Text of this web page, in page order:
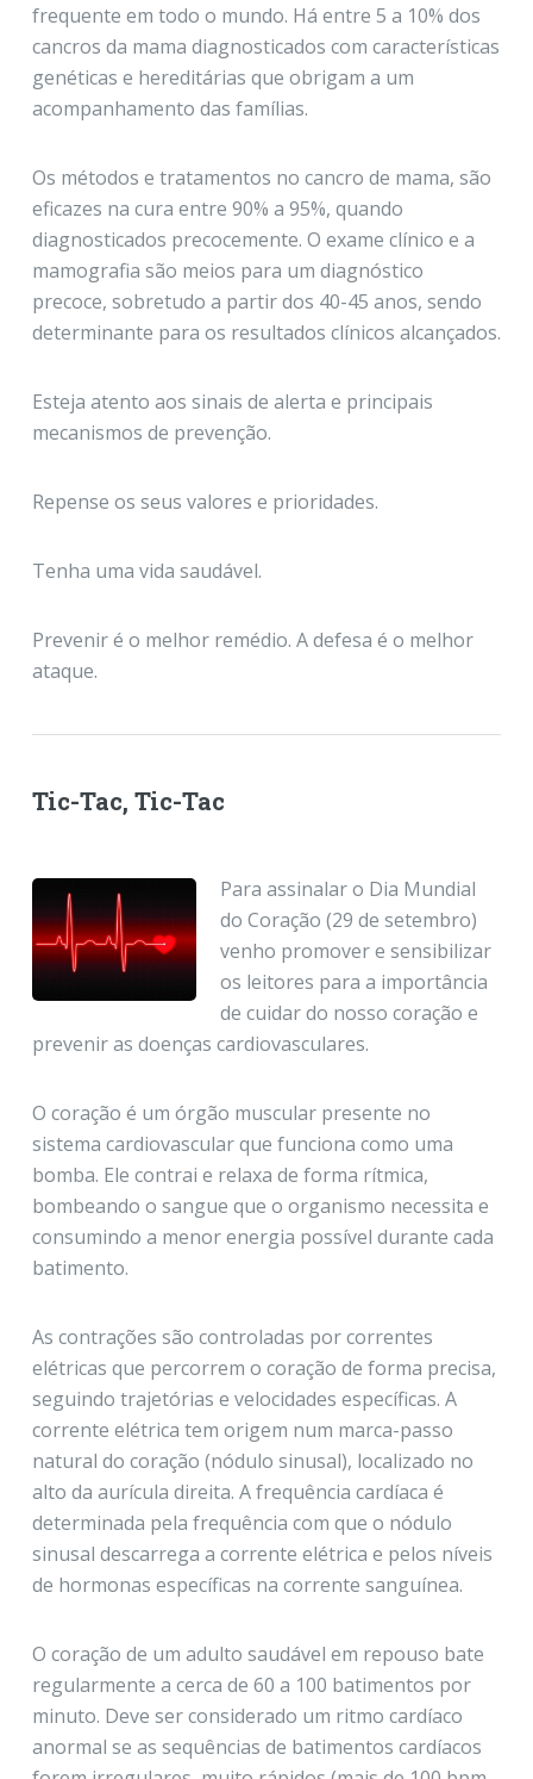
frequente em todo o mundo. Há entre 5 a 10% dos
cancros da mama diagnosticados com características
genéticas e hereditárias que obrigam a um
acompanhamento das famílias.
Os métodos e tratamentos no cancro de mama, são
eficazes na cura entre 90% a 95%, quando
diagnosticados precocemente. O exame clínico e a
mamografia são meios para um diagnóstico
precoce, sobretudo a partir dos 40-45 anos, sendo
determinante para os resultados clínicos alcançados.
Esteja atento aos sinais de alerta e principais
mecanismos de prevenção.
Repense os seus valores e prioridades.
Tenha uma vida saudável.
Prevenir é o melhor remédio. A defesa é o melhor
ataque.
Tic-Tac, Tic-Tac
Para assinalar o Dia Mundial
do Coração (29 de setembro)
venho promover e sensibilizar
os leitores para a importância
de cuidar do nosso coração e
prevenir as doenças cardiovasculares.
O coração é um órgão muscular presente no
sistema cardiovascular que funciona como uma
bomba. Ele contrai e relaxa de forma rítmica,
bombeando o sangue que o organismo necessita e
consumindo a menor energia possível durante cada
batimento.
As contrações são controladas por correntes
elétricas que percorrem o coração de forma precisa,
seguindo trajetórias e velocidades específicas. A
corrente elétrica tem origem num marca-passo
natural do coração (nódulo sinusal), localizado no
alto da aurícula direita. A frequência cardíaca é
determinada pela frequência com que o nódulo
sinusal descarrega a corrente elétrica e pelos níveis
de hormonas específicas na corrente sanguínea.
O coração de um adulto saudável em repouso bate
regularmente a cerca de 60 a 100 batimentos por
minuto. Deve ser considerado um ritmo cardíaco
anormal se as sequências de batimentos cardíacos